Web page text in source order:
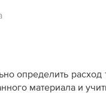
определить расход
материала и